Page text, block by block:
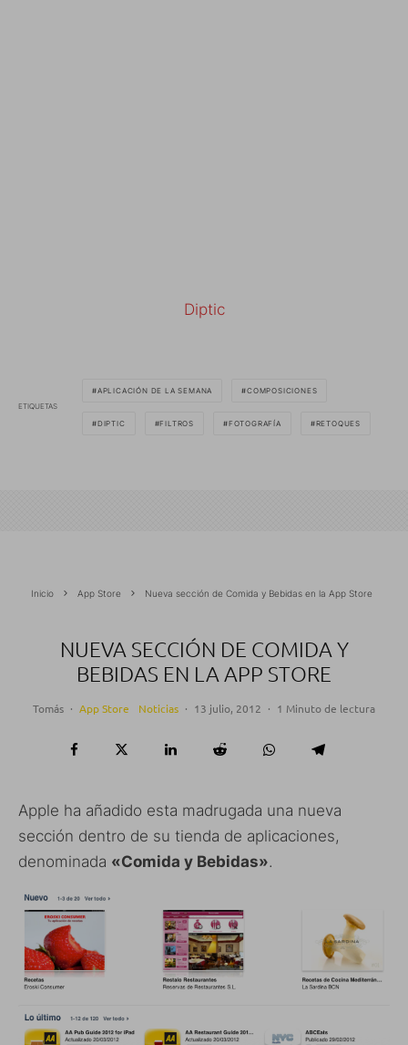
Diptic
ETIQUETAS
APLICACIÓN DE LA SEMANA COMPOSICIONES
DIPTIC FILTROS FOTOGRAFÍA RETOQUES
Inicio App Store Nueva sección de Comida y Bebidas en la App Store
NUEVA SECCIÓN DE COMIDA Y
BEBIDAS EN LA APP STORE
Tomás · App Store Noticias · 13 julio, 2012 · 1 Minuto de lectura
Apple ha añadido esta madrugada una nueva
sección dentro de su tienda de aplicaciones,
denominada «Comida y Bebidas».